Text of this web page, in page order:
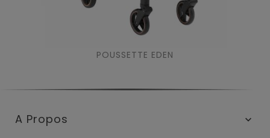
POUSSETTE EDEN
A Propos 